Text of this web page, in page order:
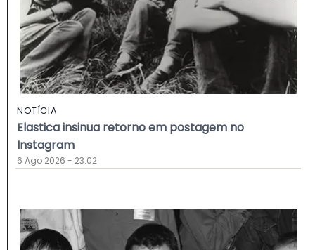
NOTÍCIA
Elastica insinua retorno em postagem no
Instagram
6 Ago 2026 - 23:02